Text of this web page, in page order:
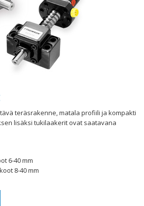
teräsrakenne, matala profiili ja kompakti
lisäksi tukilaakerit ovat saatavana
6-40 mm
8-40 mm